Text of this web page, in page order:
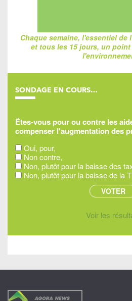
Chaque semaine, l'essentiel
et tous les 15 jours, un
SONDAGE EN COURS…
Êtes-vous pour ou contre les
compenser l'augmentation des
Oui, pour,
Non contre,
Non, plutôt pour la baisse des
Non, plutôt pour la baisse de la
Voir les